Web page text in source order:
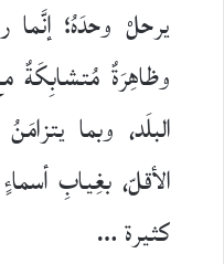
يرحلْ وحدَهُ؛
وظاهِرَةٌ
البلَد، وبما
الأقلّ، بغِيابِ
كثيرة …